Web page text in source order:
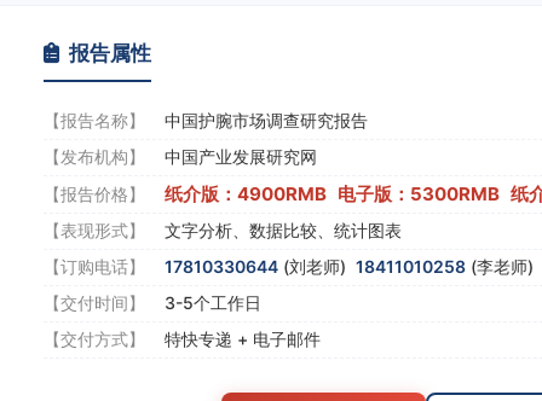
报告属性
【报告名称】
中国护腕市场调查研究报告
【发布机构】
中国产业发展研究网
【报告价格】
纸介版：4900RMB 电子版：5300RMB 纸
【表现形式】
文字分析、数据比较、统计图表
【订购电话】
17810330644 (刘老师) 18411010258 (李老师)
【交付时间】
3-5个工作日
【交付方式】
特快专递 + 电子邮件